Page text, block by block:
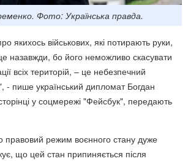
Фото: Українська правда.
якихось військових, які потирають руки,
назавжди, бо його неможливо скасувати
всіх територій, – це небезпечний
- пише український дипломат Богдан
у соцмережі "Фейсбук", передають
правовий режим воєнного стану дуже
що цей стан припиняється після